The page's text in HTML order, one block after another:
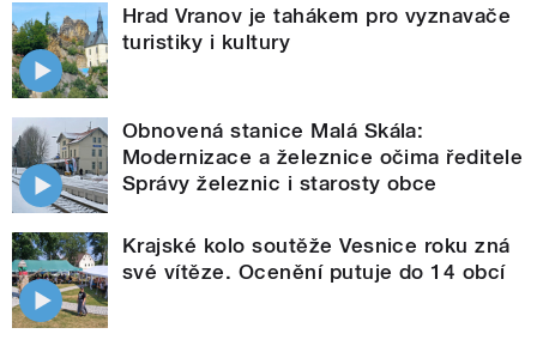
Hrad Vranov je tahákem pro vyznavače
turistiky i kultury
Obnovená stanice Malá Skála:
Modernizace a železnice očima ředitele
Správy železnic i starosty obce
Krajské kolo soutěže Vesnice roku zná
své vítěze. Ocenění putuje do 14 obcí